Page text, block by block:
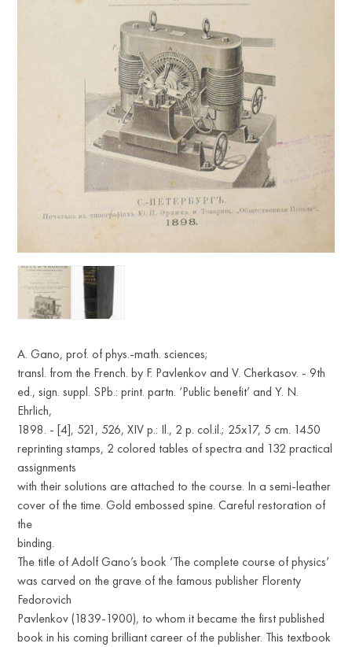
A. Gano, prof. of phys.-math. sciences;
transl. from the French. by F. Pavlenkov and V. Cherkasov. - 9th
ed., sign. suppl. SPb.: print. partn. ‘Public benefit’ and Y. N.
Ehrlich,
1898. - [4], 521, 526, XIV p.: Il., 2 p. col.il.; 25x17, 5 cm. 1450
reprinting stamps, 2 colored tables of spectra and 132 practical
assignments
with their solutions are attached to the course. In a semi-leather
cover of the time. Gold embossed spine. Careful restoration of
the
binding.
The title of Adolf Gano’s book ‘The complete course of physics’
was carved on the grave of the famous publisher Florenty
Fedorovich
Pavlenkov (1839-1900), to whom it became the first published
book in his coming brilliant career of the publisher. This textbook